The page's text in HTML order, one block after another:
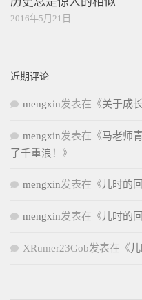
2016年5月21日
近期评论
mengxin发表在《关于成
mengxin发表在《马老师
了千重浪！ 》
mengxin发表在《 儿时的
mengxin发表在《 儿时的
XRumer23Gob发表在《